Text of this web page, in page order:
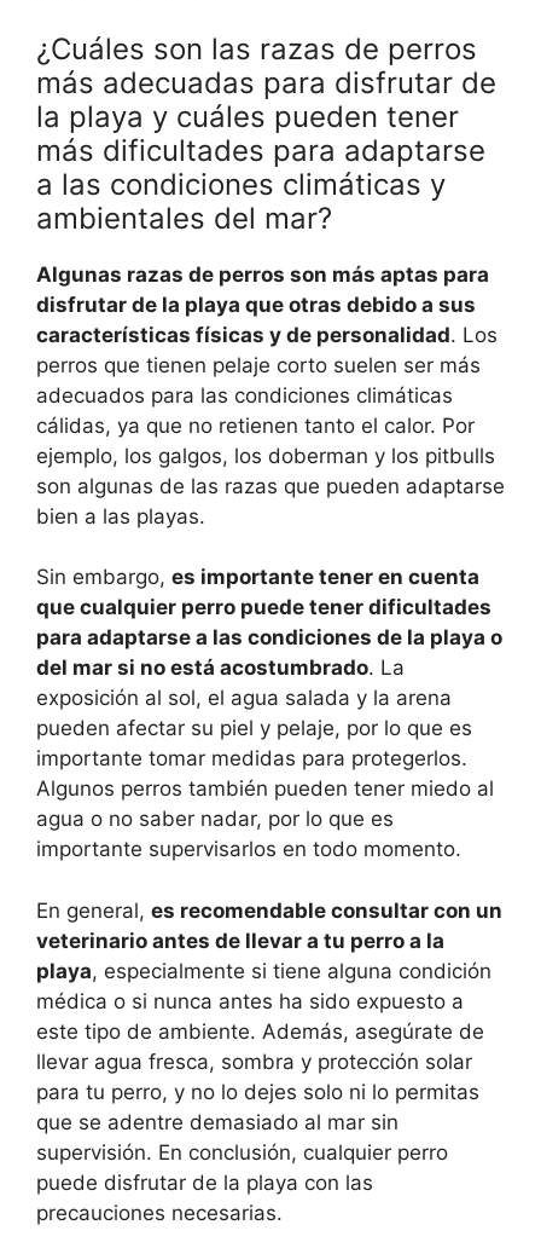
¿Cuáles son las razas de perros
más adecuadas para disfrutar de
la playa y cuáles pueden tener
más dificultades para adaptarse
a las condiciones climáticas y
ambientales del mar?
Algunas razas de perros son más aptas para
disfrutar de la playa que otras debido a sus
características físicas y de personalidad. Los
perros que tienen pelaje corto suelen ser más
adecuados para las condiciones climáticas
cálidas, ya que no retienen tanto el calor. Por
ejemplo, los galgos, los doberman y los pitbulls
son algunas de las razas que pueden adaptarse
bien a las playas.
Sin embargo, es importante tener en cuenta
que cualquier perro puede tener dificultades
para adaptarse a las condiciones de la playa o
del mar si no está acostumbrado. La
exposición al sol, el agua salada y la arena
pueden afectar su piel y pelaje, por lo que es
importante tomar medidas para protegerlos.
Algunos perros también pueden tener miedo al
agua o no saber nadar, por lo que es
importante supervisarlos en todo momento.
En general, es recomendable consultar con un
veterinario antes de llevar a tu perro a la
playa, especialmente si tiene alguna condición
médica o si nunca antes ha sido expuesto a
este tipo de ambiente. Además, asegúrate de
llevar agua fresca, sombra y protección solar
para tu perro, y no lo dejes solo ni lo permitas
que se adentre demasiado al mar sin
supervisión. En conclusión, cualquier perro
puede disfrutar de la playa con las
precauciones necesarias.